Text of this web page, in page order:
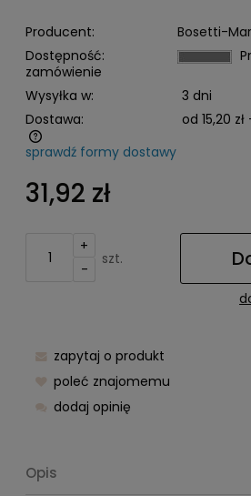
Producent:
Bosetti-
Dostępność:
zamówienie
Wysyłka w:
3 dni
Dostawa:
od 15,20 zł
Cena nie zawiera ewentualnych
sprawdź formy dostawy
31,92 zł
+
-
szt.
zapytaj o produkt
poleć znajomemu
dodaj opinię
Opis